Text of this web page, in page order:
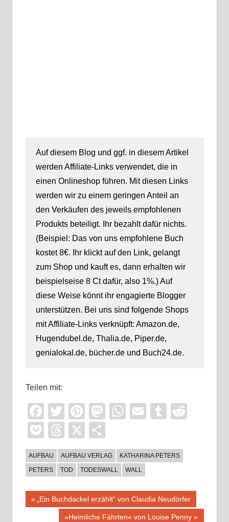
Auf diesem Blog und ggf. in diesem Artikel
werden Affiliate-Links verwendet, die in
einen Onlineshop führen. Mit diesen Links
werden wir zu einem geringen Anteil an
den Verkäufen des jeweils empfohlenen
Produkts beteiligt. Ihr bezahlt dafür nichts.
(Beispiel: Das von uns empfohlene Buch
kostet 8€. Ihr klickt auf den Link, gelangt
zum Shop und kauft es, dann erhalten wir
beispielseise 8 Ct dafür, also 1%.) Auf
diese Weise könnt ihr engagierte Blogger
unterstützen. Bei uns sind folgende Shops
mit Affiliate-Links verknüpft: Amazon.de,
Hugendubel.de, Thalia.de, Piper.de,
genialokal.de, bücher.de und Buch24.de.
Teilen mit:
Facebook
TwitterPinterest
Mastodon
WhatsApp
EmailTumblr
PocketThreads
X
AUFBAU AUFBAU VERLAG
KATHARINA PETERS
PETERS
TOD TODESWALL WALL
Beitragsnavigation
Vorheriger
Beitrag:
„Ein Buchdackel erzählt“ von Claudia Neudörfer
Nächster
»Heimliche Fährten« von Louise Penny